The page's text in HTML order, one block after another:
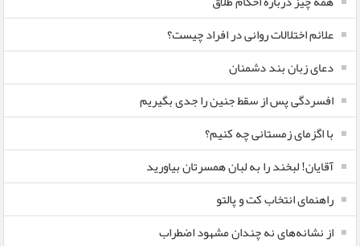
علائم اختلالات روانی در افراد چیست؟
دعای زبان بند دشمنان
افسردگی پس از سقط جنین را جدی بگیریم
با اگزمای زمستانی چه کنیم؟
آقایان! لبخند را به لبان همسرتان بیاورید
راهنمای انتخاب کت و پالتو
از نشانه‌های نه چندان مشهود اضطراب